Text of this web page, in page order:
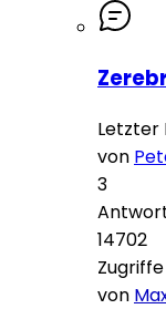
Letzter
von
3
14702
Zugriffe
von